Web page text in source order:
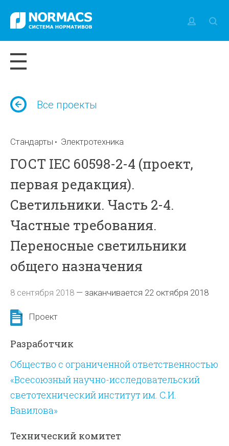
Все проекты
Стандарты Электротехника
ГОСТ IEC 60598-2-4 (проект,
первая редакция).
Светильники. Часть 2-4.
Частные требования.
Переносные светильники
общего назначения
8 сентября 2018 —заканчивается 22 октября 2018
Проект
Разработчик
Общество с ограниченной ответственностью
«Всесоюзный научно-исследовательский
светотехнический институт им. С.И.
Вавилова»
Технический комитет